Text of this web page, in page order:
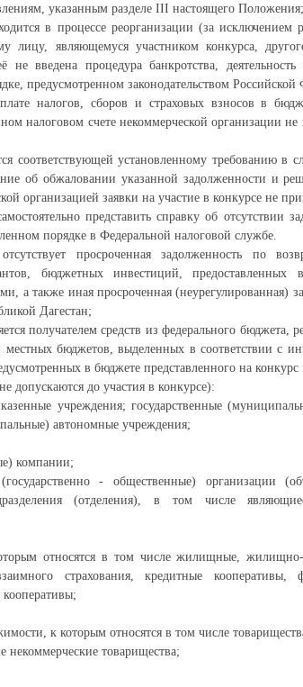
указанным разделе III настоящего Положения;
в процессе реорганизации (за исключением
лицу, являющемуся участником конкурса,
введена процедура банкротства, деятельность
предусмотренном законодательством Российской
налогов, сборов и страховых взносов в
налоговом счете некоммерческой организации
соответствующей установленному требованию в
об обжаловании указанной задолженности и
организацией заявки на участие в конкурсе не
представить справку об отсутствии
порядке в Федеральной налоговой службе.
просроченная задолженность по
бюджетных инвестиций,
а также иная просроченная (неурегулированная)
Дагестан;
получателем средств из федерального бюджета,
бюджетов, выделенных в соответствии с
в бюджете представленного на конкурс
допускаются до участия в конкурсе):
учреждения; государственные
автономные учреждения;
компании;
- общественные) организации
(отделения), в том числе
относятся в том числе жилищные, жилищно-
страхования, кредитные кооперативы,
кооперативы;
к которым относятся в том числе
некоммерческие товарищества;